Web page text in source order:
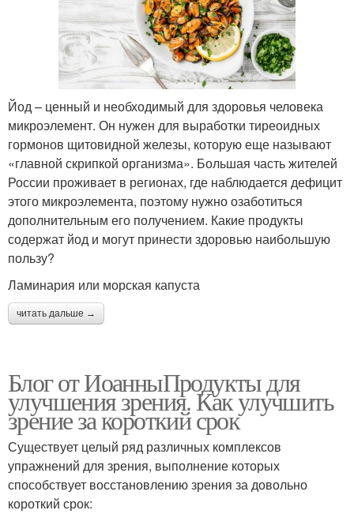
Йод – ценный и необходимый для здоровья человека
микроэлемент. Он нужен для выработки тиреоидных
гормонов щитовидной железы, которую еще называют
«главной скрипкой организма». Большая часть жителей
России проживает в регионах, где наблюдается дефицит
этого микроэлемента, поэтому нужно озаботиться
дополнительным его получением. Какие продукты
содержат йод и могут принести здоровью наибольшую
пользу?
Ламинария или морская капуста
читать дальше →
Блог от ИоанныПродукты для
улучшения зрения. Как улучшить
зрение за короткий срок
Существует целый ряд различных комплексов
упражнений для зрения, выполнение которых
способствует восстановлению зрения за довольно
короткий срок: